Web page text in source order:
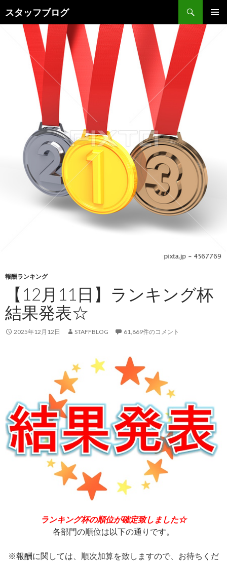
スタッフブログ
検索
報酬ランキング
【12月11日】ランキング杯
結果発表☆
2025年12月12日 STAFFBLOG 61,869件のコメント
ランキング杯の順位が確定致しました☆
各部門の順位は以下の通りです。
※報酬に関しては、順次加算を致しますので、お待ちくだ